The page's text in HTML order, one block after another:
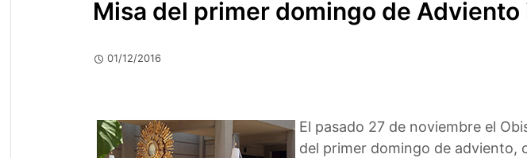
Misa del primer domingo de
01/12/2016
El pasado 27 de noviembre el
del primer domingo de adviento,